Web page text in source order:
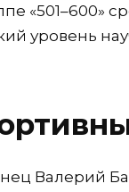
«501–600»
уровень
Валерий